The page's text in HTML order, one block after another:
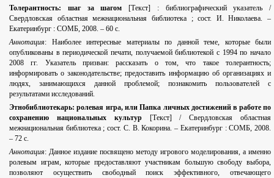
Толерантность: шаг за шагом [Текст] : библиографический указатель /
Свердловская областная межнациональная библиотека ; сост. И. Николаева. –
Екатеринбург : СОМБ, 2008. – 60 с.
Аннотация: Наиболее интересные материалы по данной теме, которые были
опубликованы в периодической печати, получаемой библиотекой с 1994 по начало
2008 гг. Указатель призван: рассказать о том, что такое толерантность;
информировать о законодательстве; предоставить информацию об организациях и
людях, занимающихся данной проблемой; познакомить пользователей с
результатами исследований.
Этнобиблиотекарь: ролевая игра, или Папка личных достижений в работе по
сохранению национальных культур[Текст] / Свердловская областная
межнациональная библиотека ; сост. С. В. Кокорина. – Екатеринбург : СОМБ, 2008.
– 72 с.
Аннотация: Данное издание посвящено методу игрового моделирования, а именно
ролевым играм, которые предоставляют участникам большую свободу выбора,
позволяют осуществить свободный поиск эффективного, отвечающего